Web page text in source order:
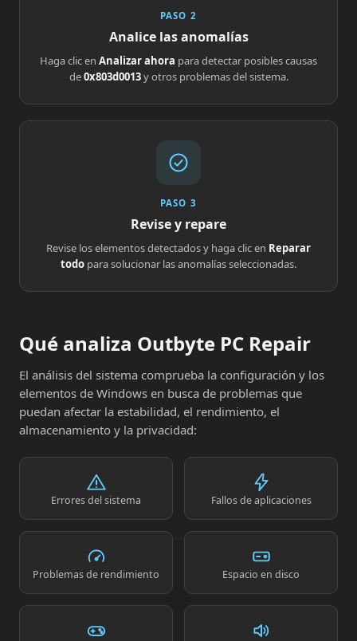
PASO 2
Analice las anomalías
Haga clic en Analizar ahora para detectar posibles causas
de0x803d0013y otros problemas del sistema.
PASO 3
Revise y repare
Revise los elementos detectados y haga clic en Reparar
todo para solucionar las anomalías seleccionadas.
Qué analiza Outbyte PC Repair
El análisis del sistema comprueba la configuración y los
elementos de Windows en busca de problemas que
puedan afectar la estabilidad, el rendimiento, el
almacenamiento y la privacidad:
Errores del sistema Fallos de aplicaciones
Problemas de rendimiento Espacio en disco